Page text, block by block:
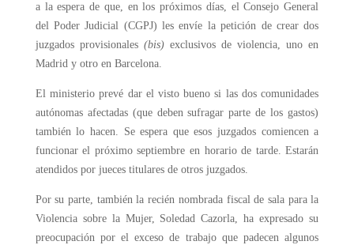
a la espera de que, en los próximos días, el Consejo General
del Poder Judicial (CGPJ) les envíe la petición de crear dos
juzgados provisionales (bis)exclusivos de violencia, uno en
Madrid y otro en Barcelona.
El ministerio prevé dar el visto bueno si las dos comunidades
autónomas afectadas (que deben sufragar parte de los gastos)
también lo hacen. Se espera que esos juzgados comiencen a
funcionar el próximo septiembre en horario de tarde. Estarán
atendidos por jueces titulares de otros juzgados.
Por su parte, también la recién nombrada fiscal de sala para la
Violencia sobre la Mujer, Soledad Cazorla, ha expresado su
preocupación por el exceso de trabajo que padecen algunos